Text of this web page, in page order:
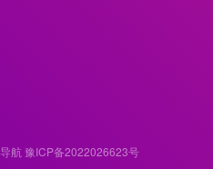
航 豫ICP备2022026623号